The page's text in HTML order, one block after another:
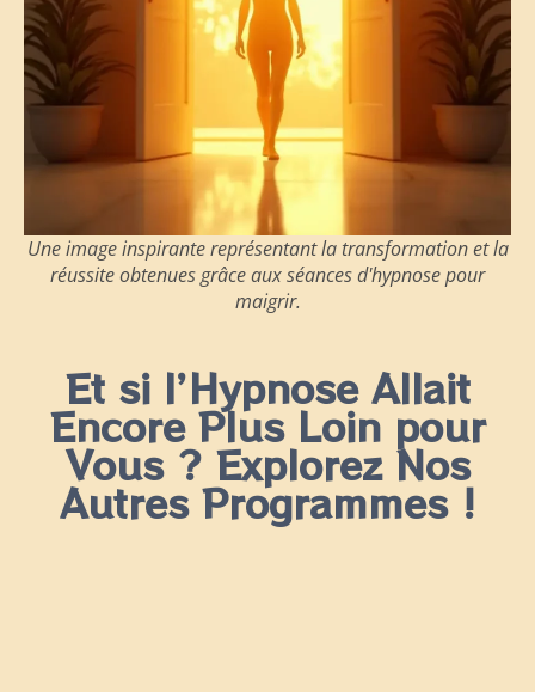
Une image inspirante représentant la transformation et la
réussite obtenues grâce aux séances d'hypnose pour
maigrir.
Et si l’Hypnose Allait
Encore Plus Loin pour
Vous ? Explorez Nos
Autres Programmes !